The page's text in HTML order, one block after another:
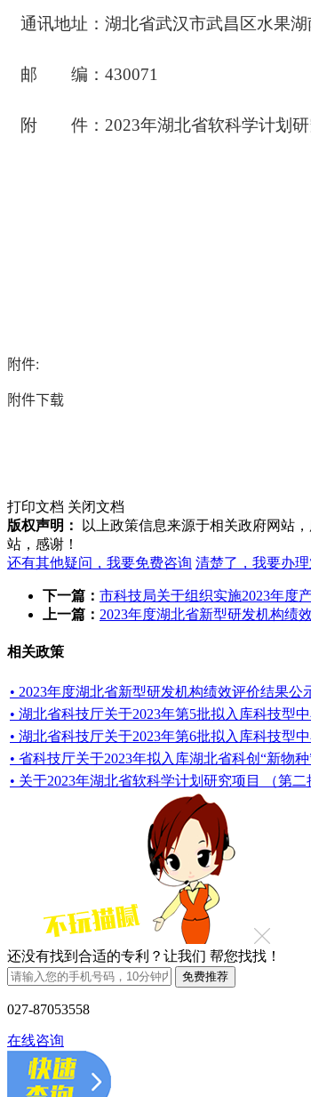
通讯地址：湖北省武汉市武昌区水果
邮 编： 430071
附 件： 2023年湖北省软科学计划
附件:
附件下载
打印文档 关闭文档
版权声明：
以上政策信息来源于相关政府网站
站，感谢！
还有其他疑问，我要免费咨询 清楚了，我要办
下一篇： 市科技局关于组织实施2023年度
上一篇： 2023年度湖北省新型研发机构绩
相关政策
• 2023年度湖北省新型研发机构绩效评价结果公
• 湖北省科技厅关于2023年第5批拟入库科技型
• 湖北省科技厅关于2023年第6批拟入库科技型
• 省科技厅关于2023年拟入库湖北省科创“新物
• 关于2023年湖北省软科学计划研究项目 （第
还没有找到合适的专利？让我们 帮您找找！
027-87053558
在线咨询